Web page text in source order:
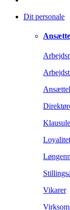
Dit personale
Vikarer